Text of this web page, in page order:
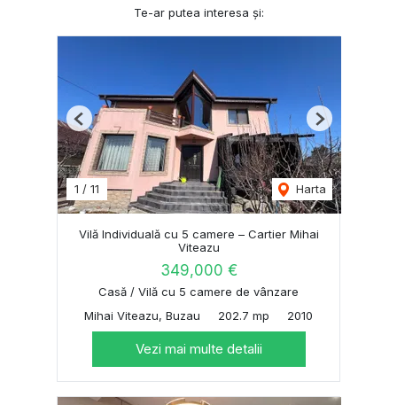
Te-ar putea interesa și:
1 / 11 Harta
Previous Next
Vilă Individuală cu 5 camere – Cartier Mihai
Viteazu
349,000 €
Casă / Vilă cu 5 camere de vânzare
Mihai Viteazu, Buzau
202.7 mp 2010
Vezi mai multe detalii